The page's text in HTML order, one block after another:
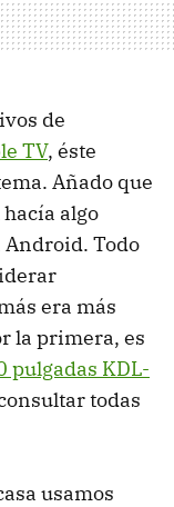
de
TV, éste
Añado que
algo
Todo
era más
la primera, es
pulgadas KDL-
todas
usamos